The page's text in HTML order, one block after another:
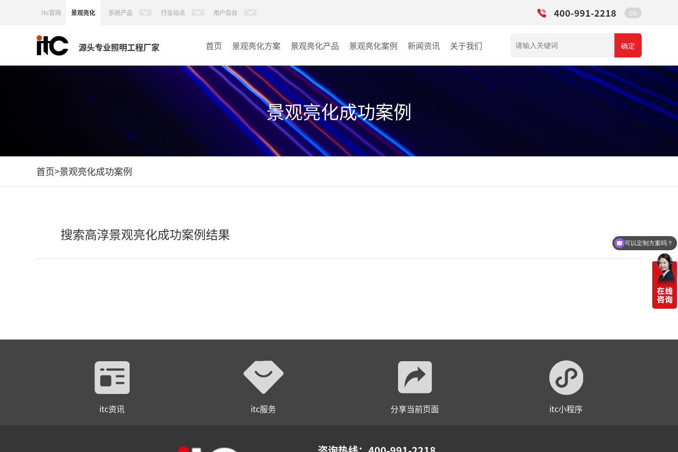
itc官网 景观亮化 系统产品 行业站点 用户后台 400-991-2218 EN
源头专业照明工程厂家 首页 景观亮化方案 景观亮化产品
AI智慧文旅灯光系统
AI智慧照明控制系统
投光灯
洗墙灯
景观亮化案例
文旅照明
其它
新闻资讯 关于我们 确定
景观亮化成功案例
首页>景观亮化成功案例
搜索高淳景观亮化成功案例结果
itc资讯 itc服务 分享当前页面 itc小程序
可以定制方案吗？